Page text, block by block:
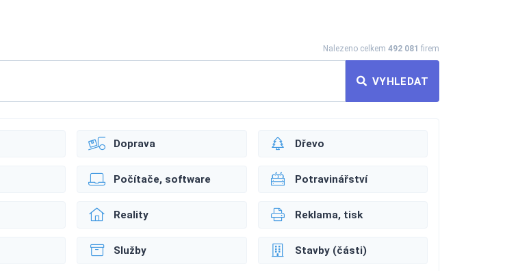
Nalezeno celkem 492 081 firem
VYHLEDAT
Doprava Dřevo
Počítače, software Potravinářství
Reality Reklama, tisk
Služby Stavby (části)